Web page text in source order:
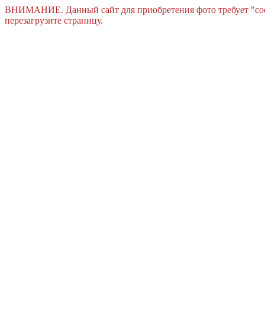
ВНИМАНИЕ. Данный сайт для приобретения фото требует
перезагрузите страницу.